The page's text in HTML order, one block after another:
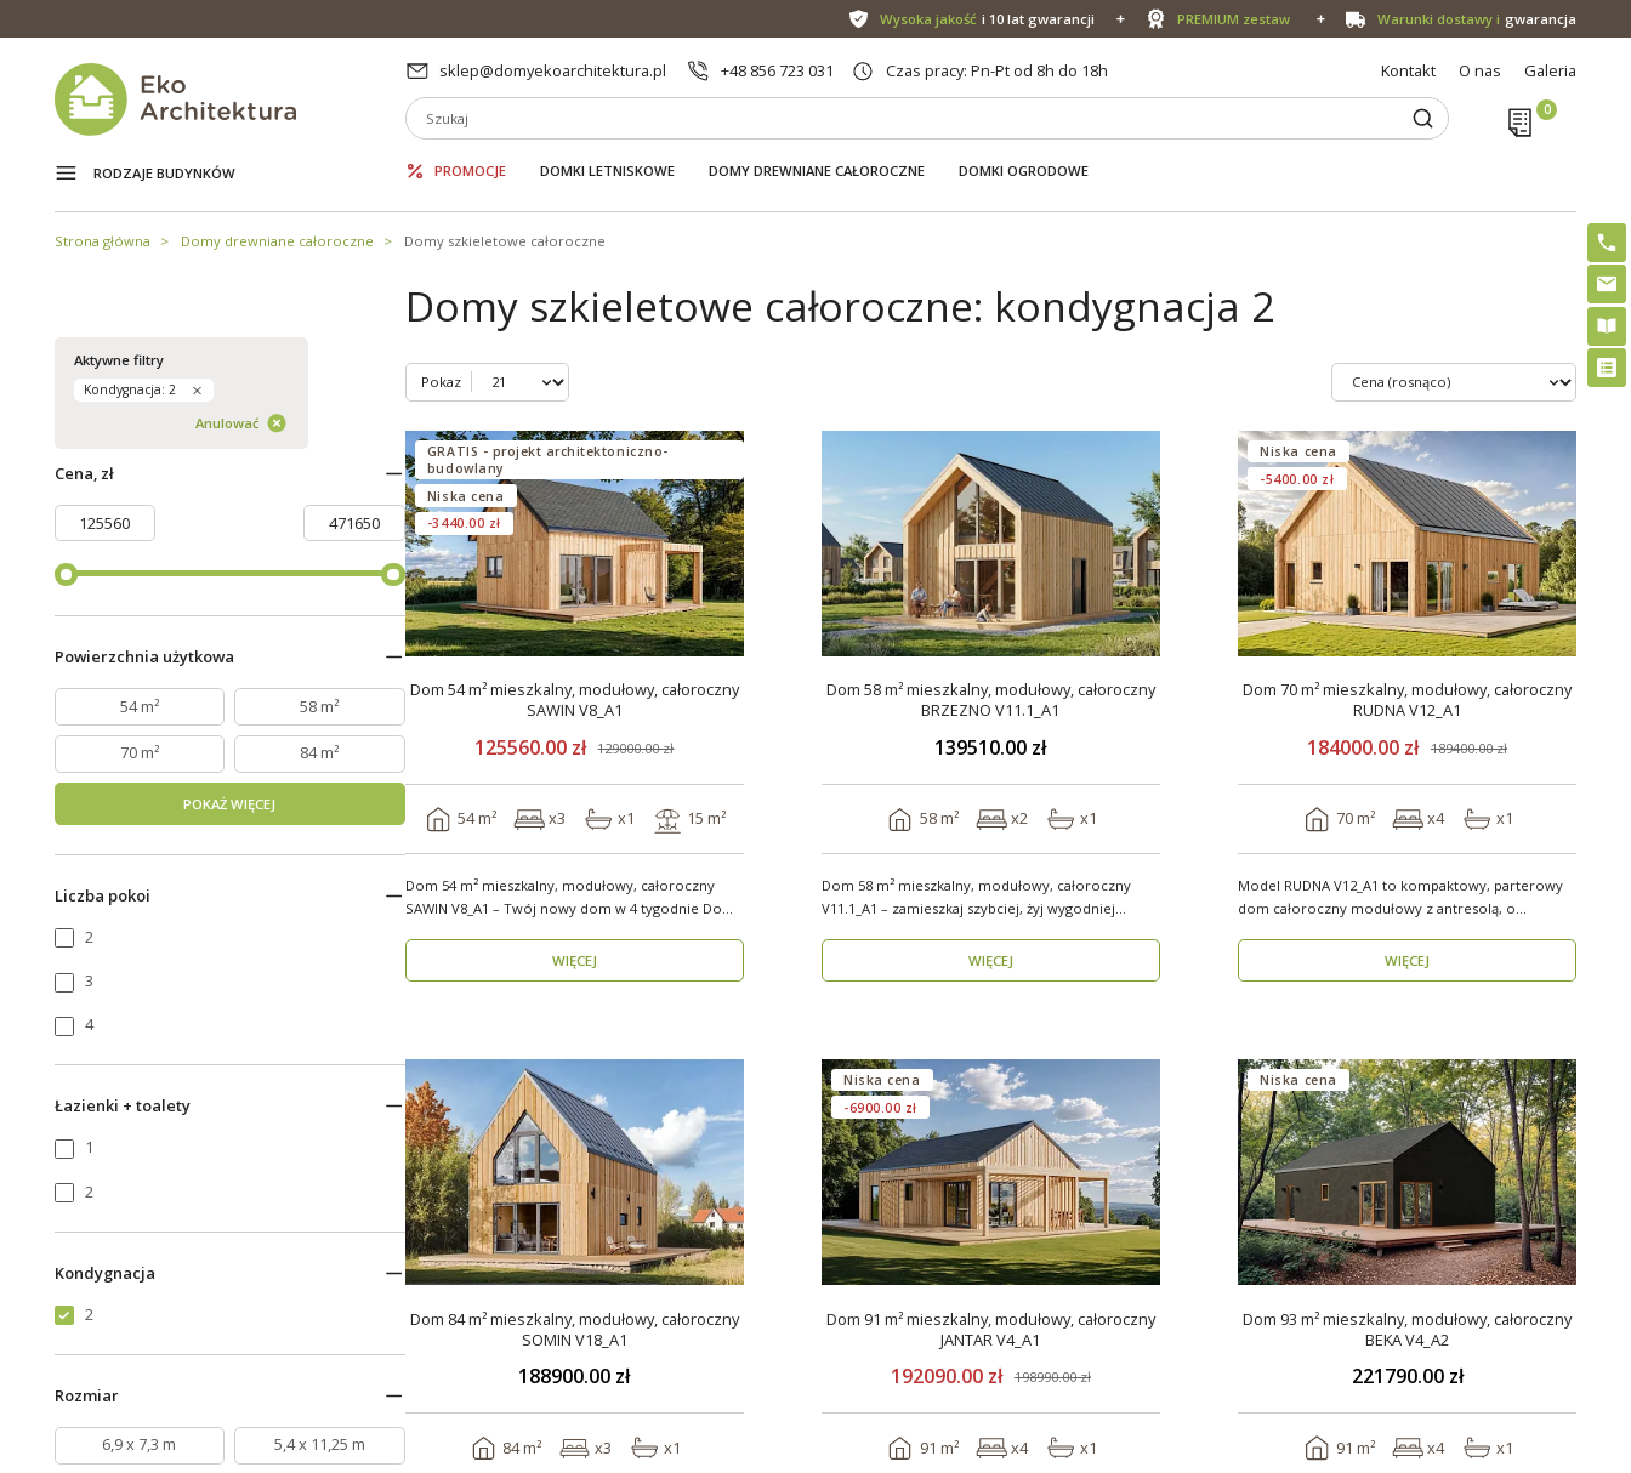
Wysoka jakość i 10 lat gwarancji PREMIUM zestaw Warunki dostawy i gwarancja
sklep@domyekoarchitektura.pl +48 856 723 031 Czas pracy: Pn-Pt od 8h do 18h Kontakt O nas Galeria
RODZAJE BUDYNKÓW PROMOCJE DOMKI LETNISKOWE DOMY DREWNIANE CAŁOROCZNE DOMKI OGRODOWE
Strona główna Domy drewniane całoroczne Domy szkieletowe całoroczne
Aktywne filtry
Kondygnacja: 2
Anulować
Cena, zł
Powierzchnia użytkowa
54 m² 58 m²
70 m² 84 m²
POKAŻ WIĘCEJ
Liczba pokoi
2
3
4
Łazienki + toalety
1
2
Kondygnacja
2
Rozmiar
6,9 x 7,3 m 5,4 x 11,25 m
Domy szkieletowe całoroczne: kondygnacja 2
Pokaz
GRATIS - projekt architektoniczno-
budowlany
Niska cena
-3440.00 zł
Dom 54 m² mieszkalny, modułowy, całoroczny
SAWIN V8_A1
125560.00 zł 129000.00 zł
54 m² x3 x1 15 m²
Dom 54 m² mieszkalny, modułowy, całoroczny
SAWIN V8_A1 – Twój nowy dom w 4 tygodnie Domy
WIĘCEJ
Dom 58 m² mieszkalny, modułowy, całoroczny
BRZEZNO V11.1_A1
139510.00 zł
58 m² x2 x1
Dom 58 m² mieszkalny, modułowy, całoroczny
V11.1_A1 – zamieszkaj szybciej, żyj wygodniej
WIĘCEJ
Niska cena
-5400.00 zł
Dom 70 m² mieszkalny, modułowy, całoroczny
RUDNA V12_A1
184000.00 zł 189400.00 zł
70 m² x4 x1
Model RUDNA V12_A1 to kompaktowy, parterowy
dom całoroczny modułowy z antresolą, o
WIĘCEJ
Dom 84 m² mieszkalny, modułowy, całoroczny
SOMIN V18_A1
188900.00 zł
84 m² x3 x1
Niska cena
-6900.00 zł
Dom 91 m² mieszkalny, modułowy, całoroczny
JANTAR V4_A1
192090.00 zł 198990.00 zł
91 m² x4 x1
Niska cena
Dom 93 m² mieszkalny, modułowy, całoroczny
BEKA V4_A2
221790.00 zł
91 m² x4 x1